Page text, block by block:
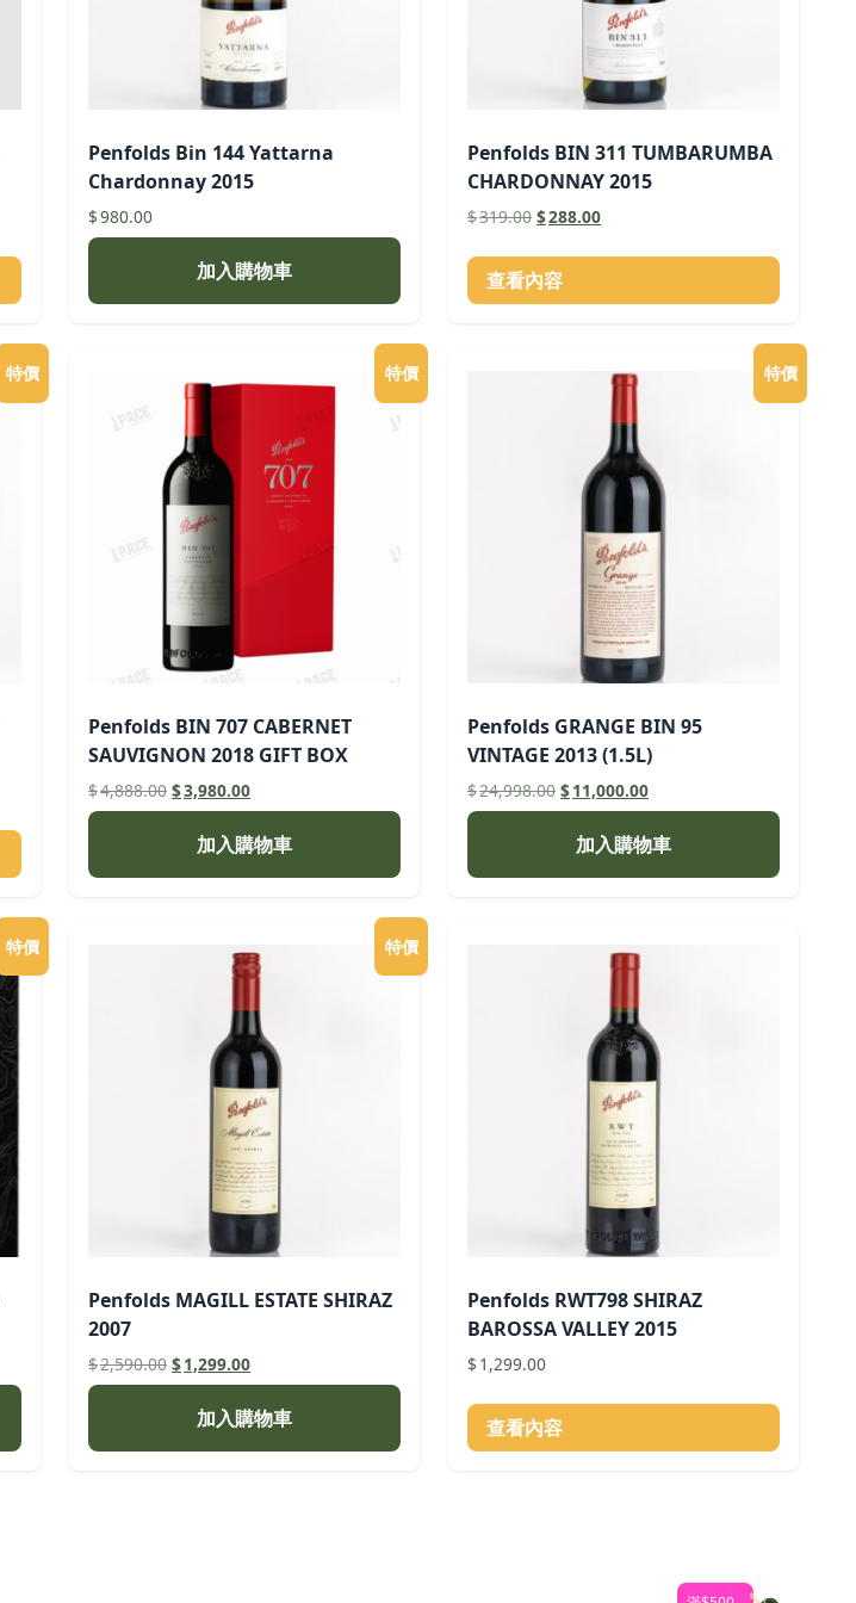
Penfolds Bin 144 Yattarna
Chardonnay 2015
$980.00
加入購物車
Penfolds BIN 311 TUMBARUMBA
CHARDONNAY 2015
$319.00 原
價
格：
$319.00。
$288.00目
價
$288.00。
查看內容
特價 特價
Penfolds BIN 707 CABERNET
SAUVIGNON 2018 GIFT BOX
$4,888.00 原
始
格：
$4,888.00。
$3,980.00目
前
價
格：
$3,980.00。
加入購物車
特價
Penfolds GRANGE BIN 95
VINTAGE 2013 (1.5L)
$24,998.00 原
始
格：
$24,998.00。
$11,000.00目
前
價
格：
$11,000.00。
加入購物車
特價 特價
Penfolds MAGILL ESTATE SHIRAZ
2007
$2,590.00 原
始
格：
$2,590.00。
$1,299.00目
前
價
格：
$1,299.00。
加入購物車
Penfolds RWT798 SHIRAZ
BAROSSA VALLEY 2015
$ 1,299.00
查看內容